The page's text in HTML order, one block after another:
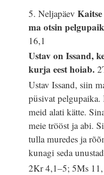
5. Neljapäev
ma otsin
16,1
Ustav on Issand,
kurja eest hoiab.
Ustav Issand, siin
püsivat pelgupaika.
meid alati kätte.
meie trööst ja abi.
tulla muredes ja
kunagi seda
2Kr 4,1–5; 5Ms